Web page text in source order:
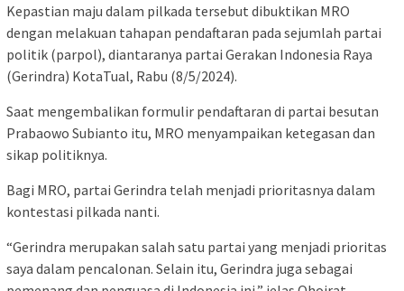
Kepastian maju dalam pilkada tersebut dibuktikan MRO
dengan melakuan tahapan pendaftaran pada sejumlah partai
politik (parpol), diantaranya partai Gerakan Indonesia Raya
(Gerindra) KotaTual, Rabu (8/5/2024).
Saat mengembalikan formulir pendaftaran di partai besutan
Prabaowo Subianto itu, MRO menyampaikan ketegasan dan
sikap politiknya.
Bagi MRO, partai Gerindra telah menjadi prioritasnya dalam
kontestasi pilkada nanti.
“Gerindra merupakan salah satu partai yang menjadi prioritas
saya dalam pencalonan. Selain itu, Gerindra juga sebagai